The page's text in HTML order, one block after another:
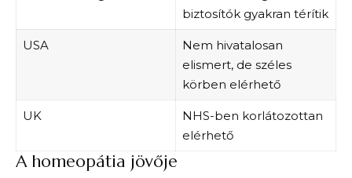
biztosítók gyakran térítik
USA
Nem hivatalosan
elismert, de széles
körben elérhető
UK
NHS-ben korlátozottan
elérhető
A homeopátia jövője